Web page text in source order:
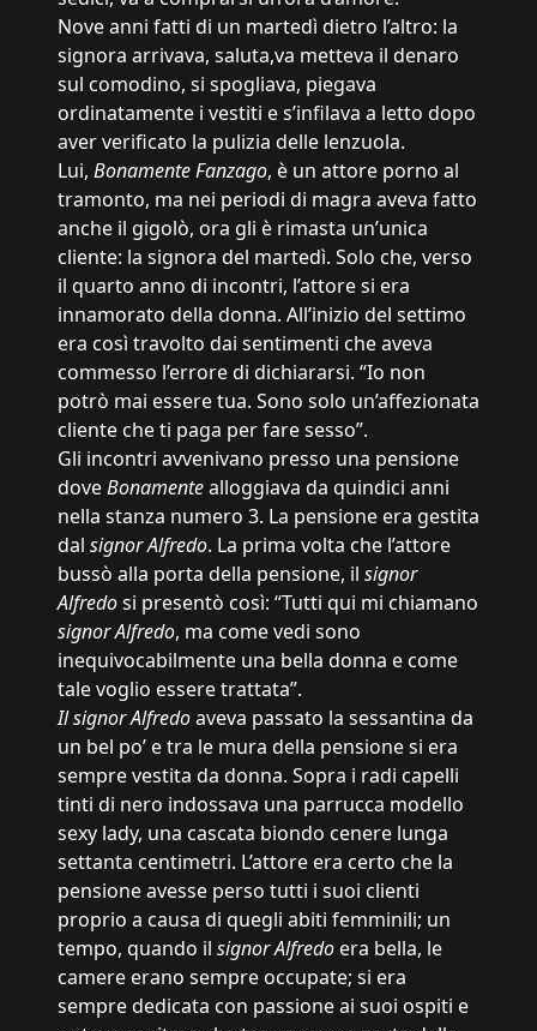
Nove anni fatti di un martedì dietro l’altro: la
signora arrivava, saluta,va metteva il denaro
sul comodino, si spogliava, piegava
ordinatamente i vestiti e s’infilava a letto dopo
aver verificato la pulizia delle lenzuola.
Lui, Bonamente Fanzago, è un attore porno al
tramonto, ma nei periodi di magra aveva fatto
anche il gigolò, ora gli è rimasta un’unica
cliente: la signora del martedì. Solo che, verso
il quarto anno di incontri, l’attore si era
innamorato della donna. All’inizio del settimo
era così travolto dai sentimenti che aveva
commesso l’errore di dichiararsi. “Io non
potrò mai essere tua. Sono solo un’affezionata
cliente che ti paga per fare sesso”.
Gli incontri avvenivano presso una pensione
doveBonamentealloggiava da quindici anni
nella stanza numero 3. La pensione era gestita
dal signor Alfredo. La prima volta che l’attore
bussò alla porta della pensione, il signor
Alfredosi presentò così: “Tutti qui mi chiamano
signor Alfredo, ma come vedi sono
inequivocabilmente una bella donna e come
tale voglio essere trattata”.
Il signor Alfredoaveva passato la sessantina da
un bel po’ e tra le mura della pensione si era
sempre vestita da donna. Sopra i radi capelli
tinti di nero indossava una parrucca modello
sexy lady, una cascata biondo cenere lunga
settanta centimetri. L’attore era certo che la
pensione avesse perso tutti i suoi clienti
proprio a causa di quegli abiti femminili; un
tempo, quando il signor Alfredo era bella, le
camere erano sempre occupate; si era
sempre dedicata con passione ai suoi ospiti e